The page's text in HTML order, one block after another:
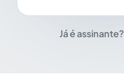
Já é assinante?